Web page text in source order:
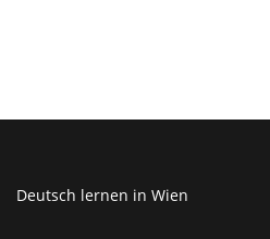
Deutsch lernen in Wien